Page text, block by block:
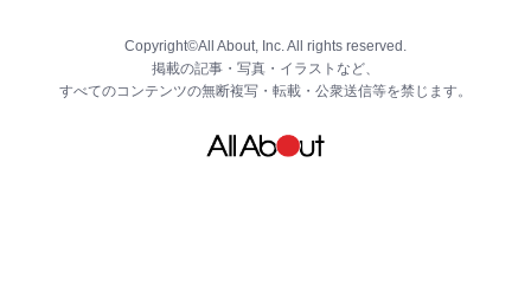
Copyright©All About, Inc. All rights reserved.
掲載の記事・写真・イラストなど、
すべてのコンテンツの無断複写・転載・公衆送信等を禁じます。